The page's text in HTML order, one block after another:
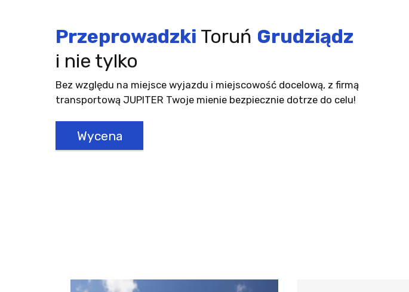
Przeprowadzki Toruń Grudziądz
i nie tylko
Bez względu na miejsce wyjazdu i miejscowość docelową, z firmą
transportową JUPITER Twoje mienie bezpiecznie dotrze do celu!
Wycena